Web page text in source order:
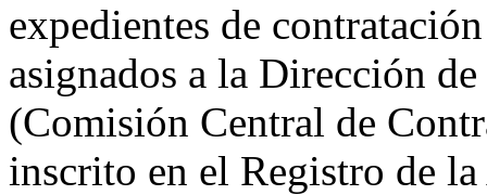
expedientes de
asignados a la Dirección
(Comisión Central de
inscrito en el Registro de